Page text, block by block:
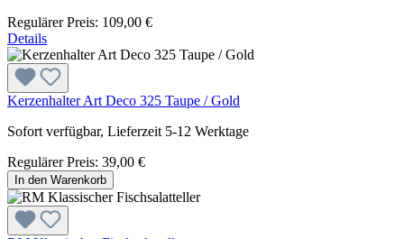
Regulärer Preis: 109,00 €
Details
Kerzenhalter Art Deco 325 Taupe / Gold
Sofort verfügbar, Lieferzeit 5-12 Werktage
Regulärer Preis: 39,00 €
In den Warenkorb